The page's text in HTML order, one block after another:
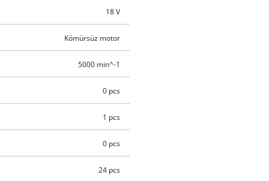
18 V
Kömürsüz motor
5000 min^-1
0 pcs
1 pcs
0 pcs
24 pcs